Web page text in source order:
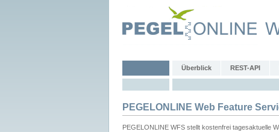
Überblick REST-API
PEGELONLINE Web Feature
PEGELONLINE WFS stellt kostenfrei tagesaktuelle